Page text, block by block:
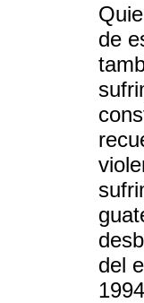
de
del